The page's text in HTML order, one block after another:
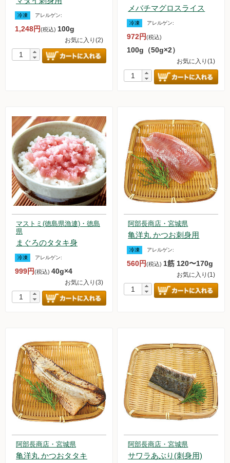
冷凍 アレルゲン:
1,248円(税込) 100g
お気に入り(2)
メバチマグロスライス
冷凍 アレルゲン:
972円(税込)
100g（50g×2）
お気に入り(1)
マストミ(徳島県漁連)・徳島
県
まぐろのタタキ身
冷凍 アレルゲン:
999円(税込) 40g×4
お気に入り(3)
阿部長商店・宮城県
亀洋丸 かつお刺身用
冷凍 アレルゲン:
560円(税込) 1筋 120〜170g
お気に入り(1)
阿部長商店・宮城県
亀洋丸 かつおタタキ
阿部長商店・宮城県
サワラあぶり(刺身用)